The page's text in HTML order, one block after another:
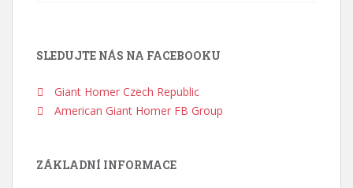
SLEDUJTE NÁS NA FACEBOOKU
Giant Homer Czech Republic
American Giant Homer FB Group
ZÁKLADNÍ INFORMACE